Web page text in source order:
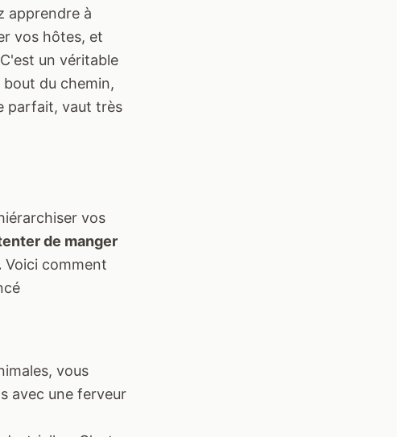
apprendre à
vos hôtes, et
un véritable
bout du chemin,
parfait, vaut très
vos
de manger
Voici comment
vous
avec une ferveur